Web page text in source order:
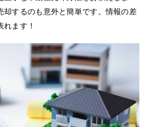
却するのも意外と簡単です。情報の差
ます！